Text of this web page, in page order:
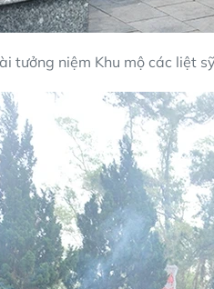
tưởng niệm Khu mộ các liệt